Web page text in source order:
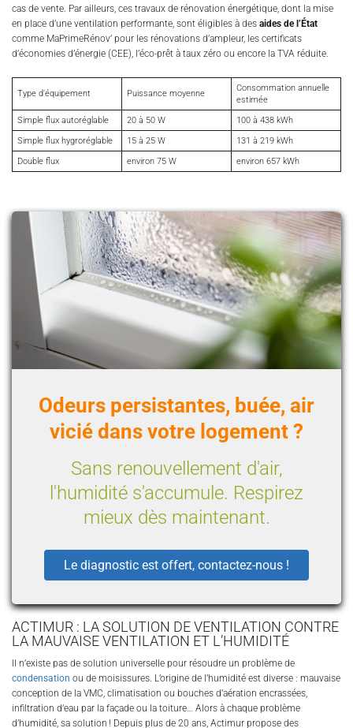
cas de vente. Par ailleurs, ces travaux de rénovation énergétique, dont la mise
en place d’une ventilation performante, sont éligibles à des aides de l’État
comme MaPrimeRénov’ pour les rénovations d’ampleur, les certificats
d’économies d’énergie (CEE), l’éco-prêt à taux zéro ou encore la TVA réduite.
Type d’équipement Puissance moyenne
Consommation annuelle
estimée
Simple flux autoréglable
20 à 50 W
100 à 438 kWh
Simple flux hygroréglable
15 à 25 W
131 à 219 kWh
Double flux
environ 75 W environ 657 kWh
Odeurs persistantes, buée, air
vicié dans votre logement ?
Sans renouvellement d'air,
l'humidité s'accumule. Respirez
mieux dès maintenant.
Le diagnostic est offert, contactez-nous !
ACTIMUR : LA SOLUTION DE VENTILATION CONTRE
LA MAUVAISE VENTILATION ET L’HUMIDITÉ
Il n’existe pas de solution universelle pour résoudre un problème de
condensation ou de moisissures. L’origine de l’humidité est diverse : mauvaise
conception de la VMC, climatisation ou bouches d’aération encrassées,
infiltration d’eau par la façade ou la toiture… Alors à chaque problème
d’humidité, sa solution ! Depuis plus de 20 ans, Actimur propose des